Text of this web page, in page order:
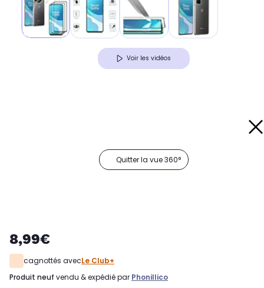
Voir les vidéos
Quitter la vue 360°
8,99€
cagnottés avecLe Club+
produit neuf vendu & expédié par Phonillico